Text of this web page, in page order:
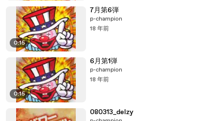
0:15
7月第6弾
p-champion
18 年前
0:15
6月第1弾
p-champion
18 年前
080313_delzy